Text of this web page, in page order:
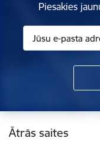
Piesakies
Kājene
Ātrās saites